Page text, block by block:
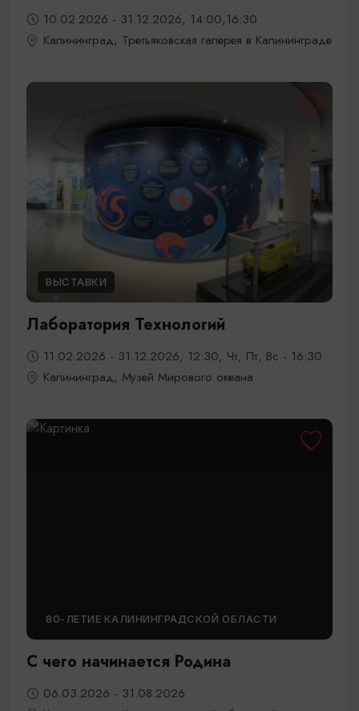
10.02.2026 - 31.12.2026, 14:00,16:30
Калининград, Третьяковская галерея в Калининграде
ВЫСТАВКИ
Лаборатория Технологий
11.02.2026 - 31.12.2026, 12:30, Чт, Пт, Вс - 16:30
Калининград, Музей Мирового океана
80-ЛЕТИЕ КАЛИНИНГРАДСКОЙ ОБЛАСТИ
С чего начинается Родина
06.03.2026 - 31.08.2026